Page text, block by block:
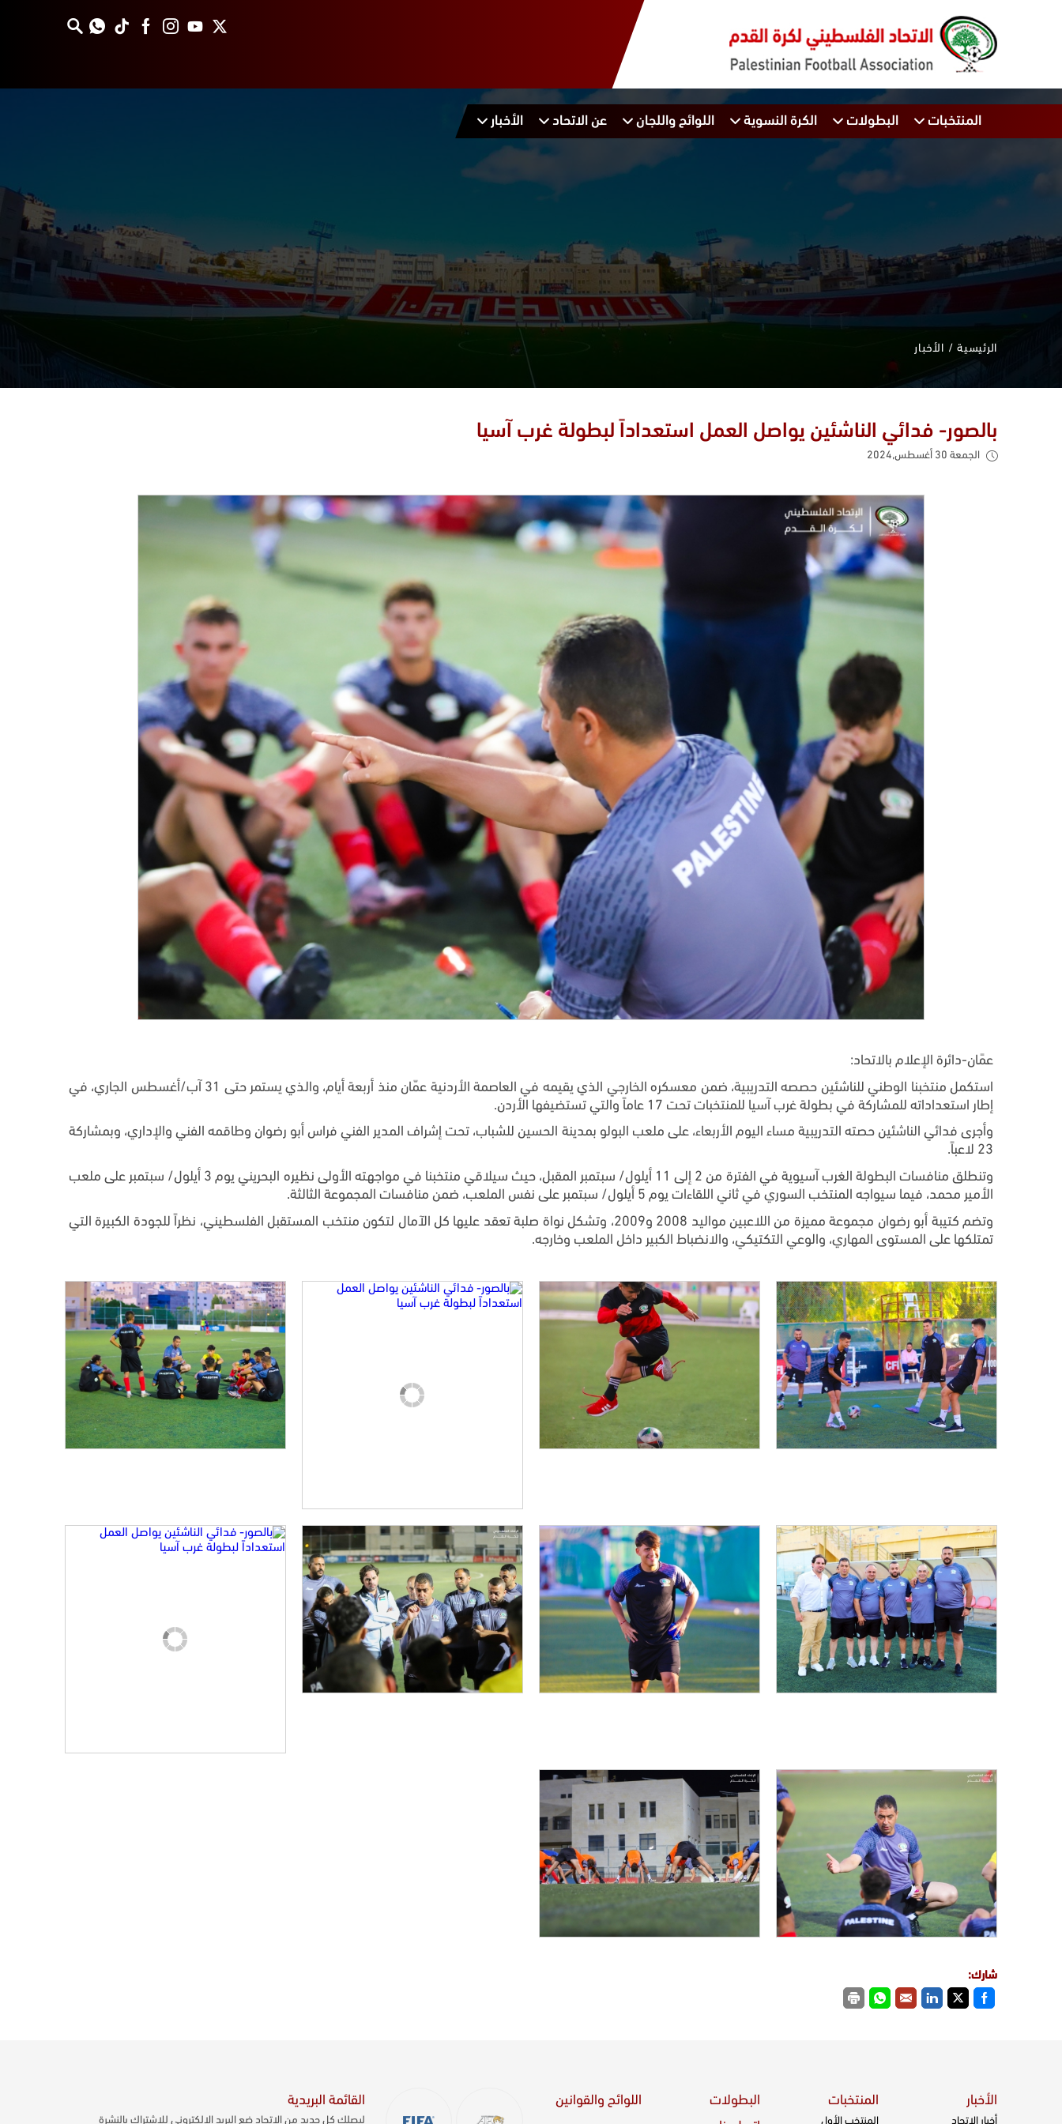
المنتخبات البطولات الكرة النسوية اللوائح واللجان عن الاتحاد الأخبار
الرئيسية الأخبار
بالصور- فدائي الناشئين يواصل العمل استعداداً لبطولة غرب آسيا
الجمعة 30 أغسطس,2024
عمًان-دائرة الإعلام بالاتحاد:
استكمل منتخبنا الوطني للناشئين حصصه التدريبية، ضمن معسكره الخارجي الذي يقيمه في العاصمة الأردنية عمّان منذ أربعة أيام، والذي يستمر حتى 31 آب/أغسطس الجاري، في
إطار استعداداته للمشاركة في بطولة غرب آسيا للمنتخبات تحت 17 عاماً والتي تستضيفها الأردن.
وأجرى فدائي الناشئين حصته التدريبية مساء اليوم الأربعاء، على ملعب البولو بمدينة الحسين للشباب، تحت إشراف المدير الفني فراس أبو رضوان وطاقمه الفني والإداري، وبمشاركة
23 لاعباً.
وتنطلق منافسات البطولة الغرب آسيوية في الفترة من 2 إلى 11 أيلول/ سبتمبر المقبل، حيث سيلاقي منتخبنا في مواجهته الأولى نظيره البحريني يوم 3 أيلول/ سبتمبر على ملعب
الأمير محمد، فيما سيواجه المنتخب السوري في ثاني اللقاءات يوم 5 أيلول/ سبتمبر على نفس الملعب، ضمن منافسات المجموعة الثالثة.
وتضم كتيبة أبو رضوان مجموعة مميزة من اللاعبين مواليد 2008 و2009،
وتشكل نواة صلبة تعقد عليها كل الآمال لتكون منتخب المستقبل الفلسطيني، نظراً للجودة الكبيرة التي
تمتلكها على المستوى المهاري، والوعي التكتيكي، والانضباط الكبير داخل الملعب وخارجه.
شارك:
الأخبار
أخبار الاتحاد
المنتخبات
المنتخب الأول
البطولات
اللوائح والقوانين
القائمة البريدية
ليصلك كل جديد من الاتحاد ضع البريد الالكتروني للاشتراك بالنشرة